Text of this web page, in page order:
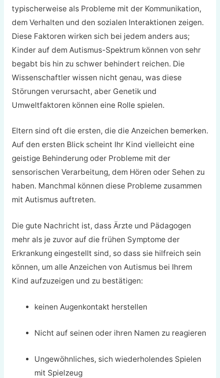
typischerweise als Probleme mit der Kommunikation,
dem Verhalten und den sozialen Interaktionen zeigen.
Diese Faktoren wirken sich bei jedem anders aus;
Kinder auf dem Autismus-Spektrum können von sehr
begabt bis hin zu schwer behindert reichen. Die
Wissenschaftler wissen nicht genau, was diese
Störungen verursacht, aber Genetik und
Umweltfaktoren können eine Rolle spielen.
Eltern sind oft die ersten, die die Anzeichen bemerken.
Auf den ersten Blick scheint Ihr Kind vielleicht eine
geistige Behinderung oder Probleme mit der
sensorischen Verarbeitung, dem Hören oder Sehen zu
haben. Manchmal können diese Probleme zusammen
mit Autismus auftreten.
Die gute Nachricht ist, dass Ärzte und Pädagogen
mehr als je zuvor auf die frühen Symptome der
Erkrankung eingestellt sind, so dass sie hilfreich sein
können, um alle Anzeichen von Autismus bei Ihrem
Kind aufzuzeigen und zu bestätigen:
keinen Augenkontakt herstellen
Nicht auf seinen oder ihren Namen zu reagieren
Ungewöhnliches, sich wiederholendes Spielen
mit Spielzeug